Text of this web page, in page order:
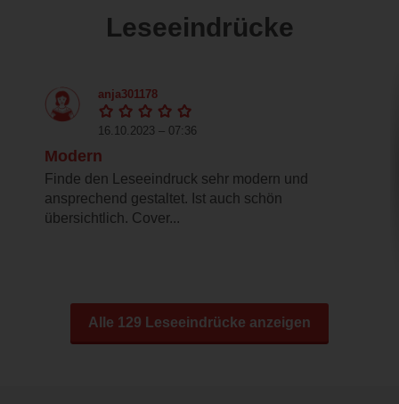
Leseeindrücke
anja301178
16.10.2023 – 07:36
Modern
Finde den Leseeindruck sehr modern und
ansprechend gestaltet. Ist auch schön
übersichtlich. Cover...
Alle 129 Leseeindrücke anzeigen